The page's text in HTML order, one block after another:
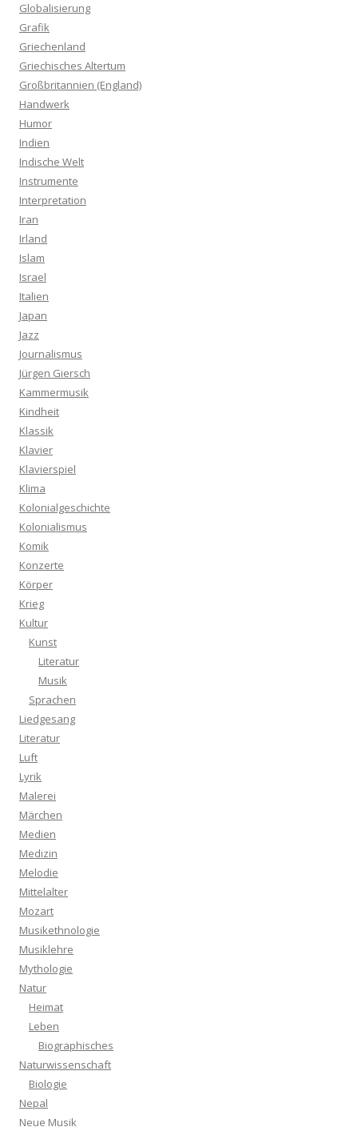
Globalisierung
Grafik
Griechenland
Griechisches Altertum
Großbritannien (England)
Handwerk
Humor
Indien
Indische Welt
Instrumente
Interpretation
Iran
Irland
Islam
Israel
Italien
Japan
Jazz
Journalismus
Jürgen Giersch
Kammermusik
Kindheit
Klassik
Klavier
Klavierspiel
Klima
Kolonialgeschichte
Kolonialismus
Komik
Konzerte
Körper
Krieg
Kultur
Kunst
Literatur
Musik
Sprachen
Liedgesang
Literatur
Luft
Lyrik
Malerei
Märchen
Medien
Medizin
Melodie
Mittelalter
Mozart
Musikethnologie
Musiklehre
Mythologie
Natur
Heimat
Leben
Biographisches
Naturwissenschaft
Biologie
Nepal
Neue Musik